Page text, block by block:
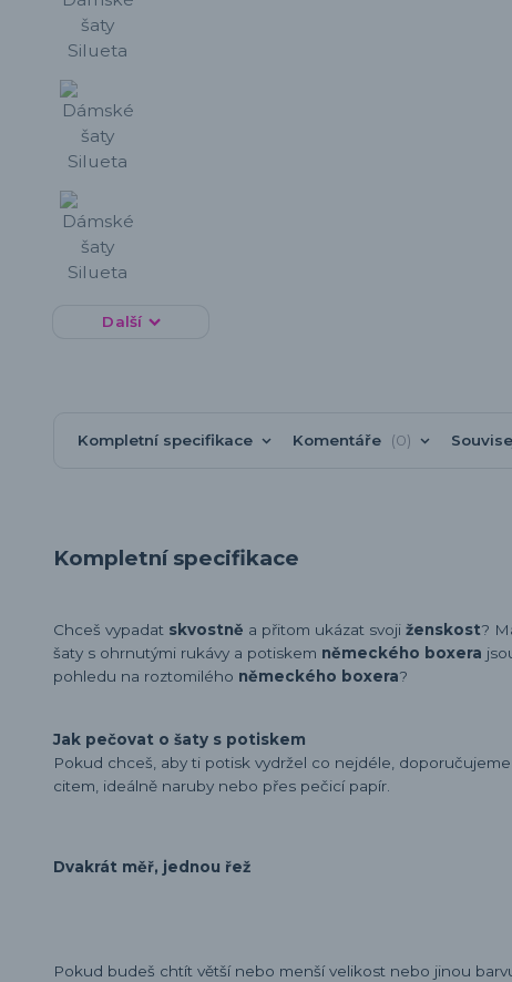
Další
Kompletní specifikace Komentáře 0
Kompletní specifikace
Chceš vypadat skvostně a přitom ukázat svoji ženskost?
šaty s ohrnutými rukávy a potiskem německého boxera
pohledu na roztomilého německého boxera?
Jak pečovat o šaty s potiskem
Pokud chceš, aby ti potisk vydržel co nejdéle, doporučujeme
citem, ideálně naruby nebo přes pečicí papír.
Dvakrát měř, jednou řež
Pokud budeš chtít větší nebo menší velikost nebo jinou